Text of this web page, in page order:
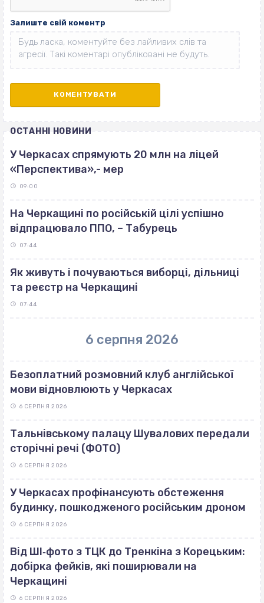
Залиште свій коментр
ОСТАННІ НОВИНИ
У Черкасах спрямують 20 млн на ліцей
«Перспектива»,- мер
09:00
На Черкащині по російській цілі успішно
відпрацювало ППО, – Табурець
07:44
Як живуть і почуваються виборці, дільниці
та реєстр на Черкащині
07:44
6 серпня 2026
Безоплатний розмовний клуб англійської
мови відновлюють у Черкасах
6 СЕРПНЯ 2026
Тальнівському палацу Шувалових передали
сторічні речі (ФОТО)
6 СЕРПНЯ 2026
У Черкасах профінансують обстеження
будинку, пошкодженого російським дроном
6 СЕРПНЯ 2026
Від ШІ‐фото з ТЦК до Тренкіна з Корецьким:
добірка фейків, які поширювали на
Черкащині
6 СЕРПНЯ 2026